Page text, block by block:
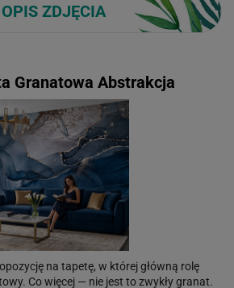
OPIS ZDJĘCIA
Granatowa Abstrakcja
na tapetę, w której główną rolę
Co więcej — nie jest to zwykły granat.